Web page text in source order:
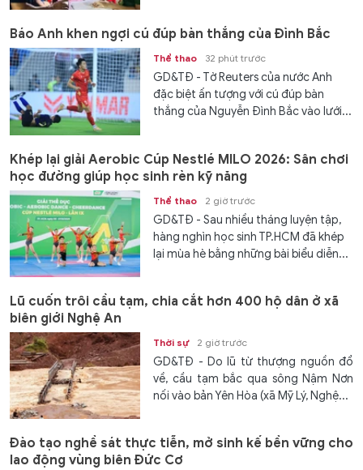
Báo Anh khen ngợi cú đúp bàn thắng của Đình Bắc
Thể thao 32 phút trước
GD&TĐ - Tờ Reuters của nước Anh
đặc biệt ấn tượng với cú đúp bàn
thắng của Nguyễn Đình Bắc vào lưới...
Khép lại giải Aerobic Cúp Nestlé MILO 2026: Sân chơi
học đường giúp học sinh rèn kỹ năng
Thể thao 2 giờ trước
GD&TĐ - Sau nhiều tháng luyện tập,
hàng nghìn học sinh TP.HCM đã khép
lại mùa hè bằng những bài biểu diễn...
Lũ cuốn trôi cầu tạm, chia cắt hơn 400 hộ dân ở xã
biên giới Nghệ An
Thời sự 2 giờ trước
GD&TĐ - Do lũ từ thượng nguồn đổ
về, cầu tạm bắc qua sông Nậm Nơn
nối vào bản Yên Hòa (xã Mỹ Lý, Nghệ...
Đào tạo nghề sát thực tiễn, mở sinh kế bền vững cho
lao động vùng biên Đức Cơ